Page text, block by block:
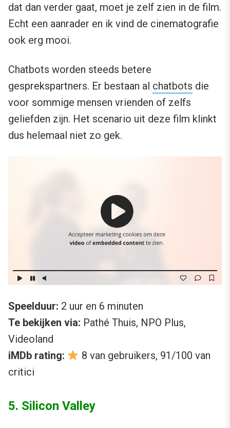
dat dan verder gaat, moet je zelf zien in de film.
Echt een aanrader en ik vind de cinematografie
ook erg mooi.
Chatbots worden steeds betere
gesprekspartners. Er bestaan al chatbots die
voor sommige mensen vrienden of zelfs
geliefden zijn. Het scenario uit deze film klinkt
dus helemaal niet zo gek.
Speelduur: 2 uur en 6 minuten
Te bekijken via: Pathé Thuis, NPO Plus,
Videoland
iMDb rating:
8 van gebruikers, 91/100 van
critici
5. Silicon Valley